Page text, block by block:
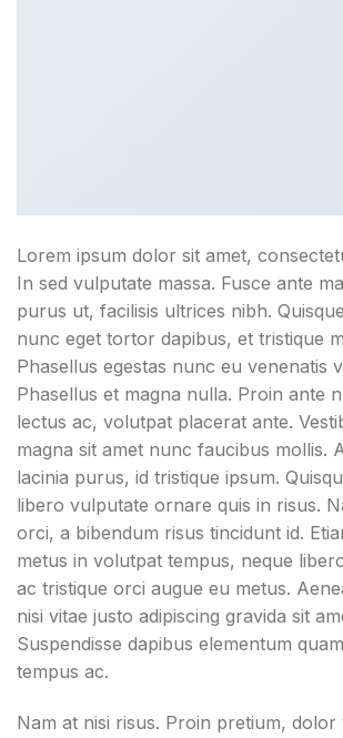
Lorem ipsum dolor sit amet,
In sed vulputate massa. Fusce ante
purus ut, facilisis ultrices nibh.
nunc eget tortor dapibus, et tristique
Phasellus egestas nunc eu venenatis
Phasellus et magna nulla. Proin ante
lectus ac, volutpat placerat ante.
magna sit amet nunc faucibus mollis.
lacinia purus, id tristique ipsum.
libero vulputate ornare quis in risus.
orci, a bibendum risus tincidunt id.
metus in volutpat tempus, neque
ac tristique orci augue eu metus.
nisi vitae justo adipiscing gravida sit
Suspendisse dapibus elementum
tempus ac.
Nam at nisi risus. Proin pretium, dolor